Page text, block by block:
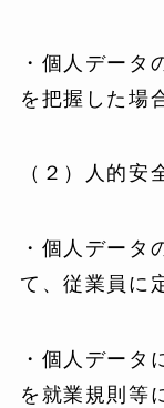
・個人データ
を把握した場
（２）人的安
・個人データ
て、従業員に
・個人データ
を就業規則等